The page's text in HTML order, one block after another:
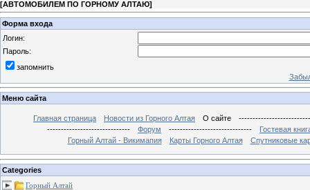
[АВТОМОБИЛЕМ ПО ГОРНОМУ АЛТАЮ]
Форма входа
Логин:
Пароль:
запомнить
Меню сайта
Главная страница Новости из Горного Алтая О сайте
------------------------------
Форум ------------------------------
Гостевая
Горный Алтай - Викимапия
Карты Горного Алтая Спутниковые
Categories
Горный Алтай